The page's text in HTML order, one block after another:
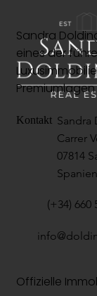
Sandra
eines der
Premiumlagen
Offizielle
Kontakt Sandra
Carrer
07814
Spanien
(+34) 660